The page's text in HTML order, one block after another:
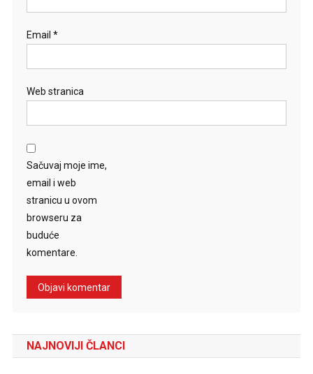
Email *
Web stranica
Sačuvaj moje ime,
email i web
stranicu u ovom
browseru za
buduće
komentare.
NAJNOVIJI ČLANCI